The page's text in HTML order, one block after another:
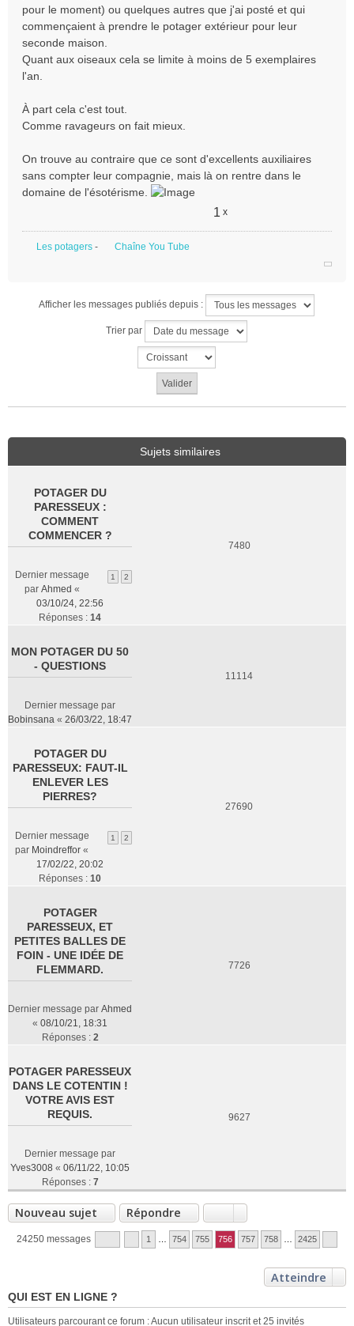
pour le moment) ou quelques autres que j'ai posté et qui
commençaient à prendre le potager extérieur pour leur
seconde maison.
Quant aux oiseaux cela se limite à moins de 5 exemplaires
l'an.
À part cela c'est tout.
Comme ravageurs on fait mieux.
On trouve au contraire que ce sont d'excellents auxiliaires
sans compter leur compagnie, mais là on rentre dans le
domaine de l'ésotérisme.
1 x
Les potagers - Chaîne You Tube
Afficher les messages publiés depuis :
Trier par
Sujets similaires
POTAGER DU
PARESSEUX :
COMMENT
COMMENCER ?
1 2
Dernier message
par Ahmed «
03/10/24, 22:56
Réponses : 14
7480
MON POTAGER DU 50
- QUESTIONS
Dernier message par
Bobinsana « 26/03/22, 18:47
11114
POTAGER DU
PARESSEUX: FAUT-IL
ENLEVER LES
PIERRES?
1 2
Dernier message
par Moindreffor «
17/02/22, 20:02
Réponses : 10
27690
POTAGER
PARESSEUX, ET
PETITES BALLES DE
FOIN - UNE IDÉE DE
FLEMMARD.
Dernier message par Ahmed
« 08/10/21, 18:31
Réponses : 2
7726
POTAGER PARESSEUX
DANS LE COTENTIN !
VOTRE AVIS EST
REQUIS.
Dernier message par
Yves3008 « 06/11/22, 10:05
Réponses : 7
9627
Nouveau sujet Répondre
24250 messages 1 754 755 756 757 758 2425
Atteindre
QUI EST EN LIGNE ?
Utilisateurs parcourant ce forum : Aucun utilisateur inscrit et 25 invités